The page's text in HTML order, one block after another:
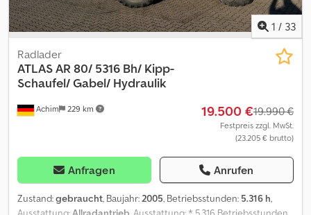
1 / 33
Achim 229 km
Radlader
ATLASAR 80/ 5316 Bh/ Kipp-
Schaufel/ Gabel/ Hydraulik
19.500 €19.990 €
Festpreis zzgl. MwSt.
(23.205 € brutto)
Anfragen Anrufen
Zustand:gebraucht, Baujahr:2005, Betriebsstunden: 5.316 h,